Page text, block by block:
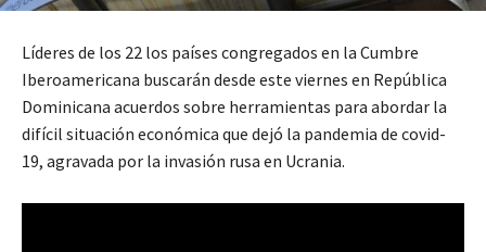
Líderes de los 22 los países congregados en la Cumbre
Iberoamericana buscarán desde este viernes en República
Dominicana acuerdos sobre herramientas para abordar la
difícil situación económica que dejó la pandemia de covid-
19, agravada por la invasión rusa en Ucrania.